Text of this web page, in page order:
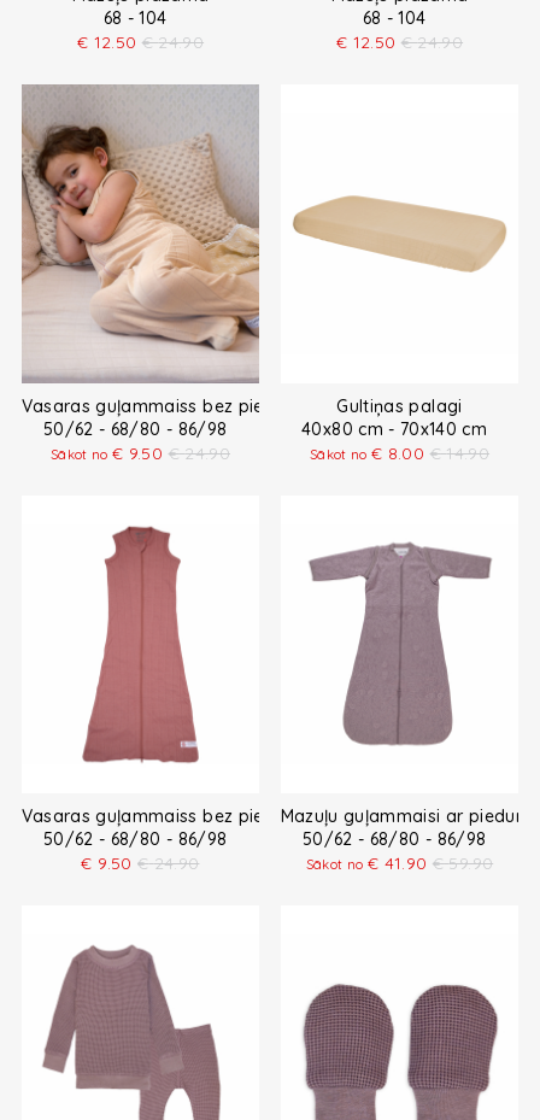
68 - 104
€ 12.50 € 24.90
68 - 104
€ 12.50 € 24.90
Vasaras guļammaiss bez piedurknēm
50/62 - 68/80 - 86/98
Sākot no€ 9.50 € 24.90
Gultiņas palagi
40x80 cm - 70x140 cm
Sākot no€ 8.00 € 14.90
Vasaras guļammaiss bez piedurknēm
50/62 - 68/80 - 86/98
€ 9.50 € 24.90
Mazuļu guļammaisi ar
50/62 - 68/80 - 86/98
Sākot no € 41.90 € 59.90